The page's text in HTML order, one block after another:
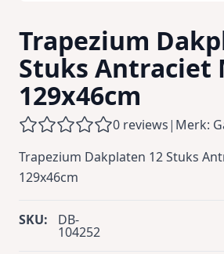
Trapezium
Stuks Antraciet
129x46cm
0 reviews| Merk:
Trapezium Dakplaten 12 Stuks
129x46cm
SKU: DB-
104252